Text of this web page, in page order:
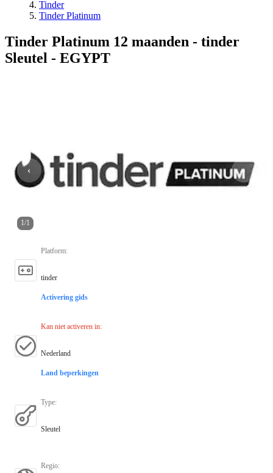
Tinder
Tinder Platinum
Tinder Platinum 12 maanden - tinder
Sleutel - EGYPT
1/1
Platform:
tinder
Activering gids
Kan niet activeren in:
Nederland
Land beperkingen
Type:
Sleutel
Regio: